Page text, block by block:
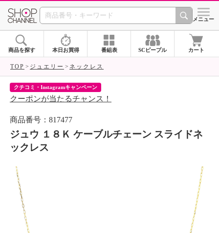
SHOP CHANNEL シメニュー
商品を探す 本日お買得 番組表 SCピープル カート
TOP ジュエリー ネックレス
クチコミ・Instagramキャンペーン
クーポンが当たるチャンス！
商品番号：817477
ジュウ １８Ｋ ケーブルチェーン スライドネ
ックレス